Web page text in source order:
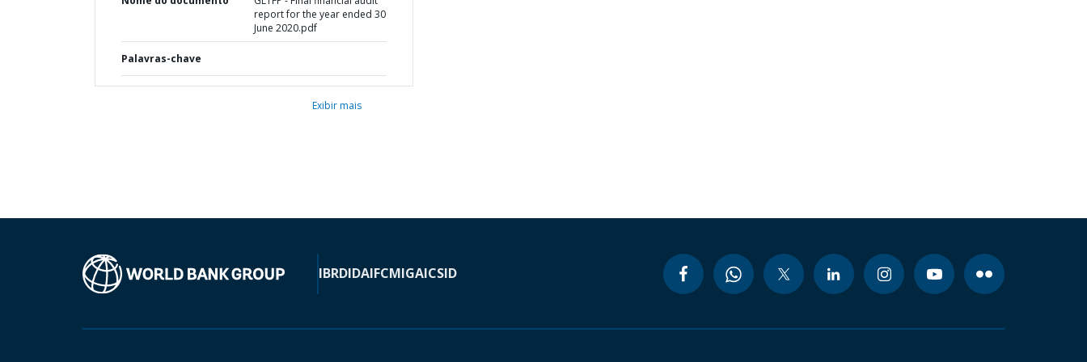
report for the year ended 30
June 2020.pdf
Palavras-chave
Exibir mais
IBRDIDAIFCMIGAICSID